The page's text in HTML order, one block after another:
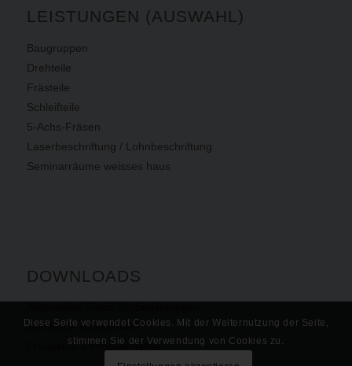
LEISTUNGEN (AUSWAHL)
Baugruppen
Drehteile
Frästeile
Schleifteile
5-Achs-Fräsen
Laserbeschriftung / Lohnbeschriftung
Seminarräume weisses haus
DOWNLOADS
Zertifikate & Urkunden
Prospekte & Produktblätter
Diese Seite verwendet Cookies. Mit der Weiternutzung der Seite,
stimmen Sie der Verwendung von Cookies zu.